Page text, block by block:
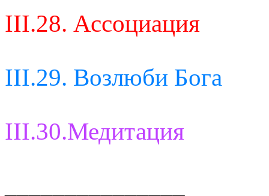
III.28. Ассоциация
III.29. Возлюби Бога
III.30.Медитация